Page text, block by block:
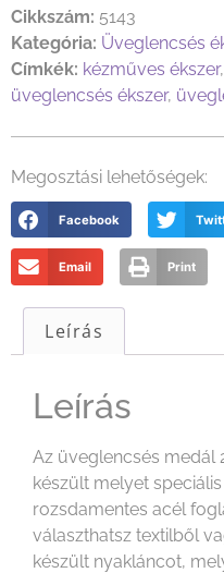
Cikkszám: 5143
Kategória: Üveglencsés
Címkék: kézműves ékszer,
üveglencsés ékszer,
Megosztási lehetőségek:
Facebook
Email Print
Leírás
Leírás
Az üveglencsés
készült melyet
rozsdamentes acél
választhatsz textilből
készült nyakláncot,